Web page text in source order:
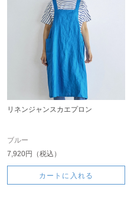
リネンジャンスカエプロン
ブルー
7,920円（税込）
カートに入れる